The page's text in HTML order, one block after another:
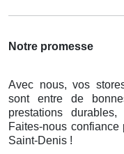
Notre promesse
Avec nous, vos
sont entre de
prestations
Faites-nous
Saint-Denis !